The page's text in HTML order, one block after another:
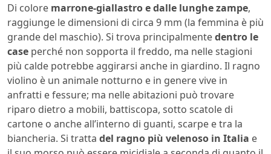
Di colore marrone-giallastro e dalle lunghe zampe,
raggiunge le dimensioni di circa 9 mm (la femmina è più
grande del maschio). Si trova principalmentedentro le
case perché non sopporta il freddo, ma nelle stagioni
più calde potrebbe aggirarsi anche in giardino. Il ragno
violino è un animale notturno e in genere vive in
anfratti e fessure; ma nelle abitazioni può trovare
riparo dietro a mobili, battiscopa, sotto scatole di
cartone o anche all’interno di guanti, scarpe e tra la
biancheria. Si tratta del ragno più velenoso in Italia e